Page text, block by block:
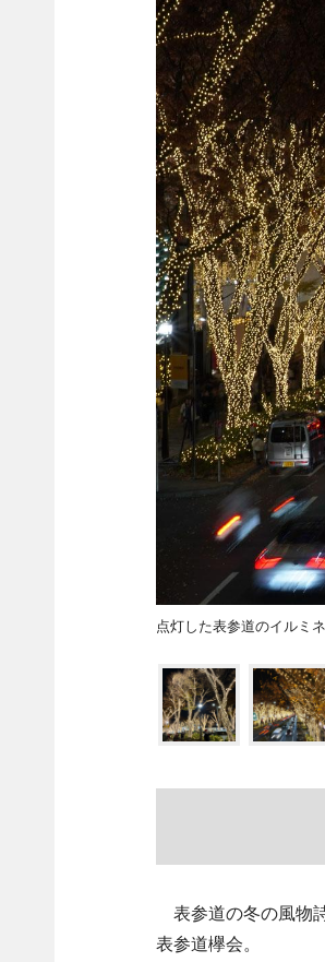
点灯した表参道のイルミ
表参道の冬の風物
表参道欅会。